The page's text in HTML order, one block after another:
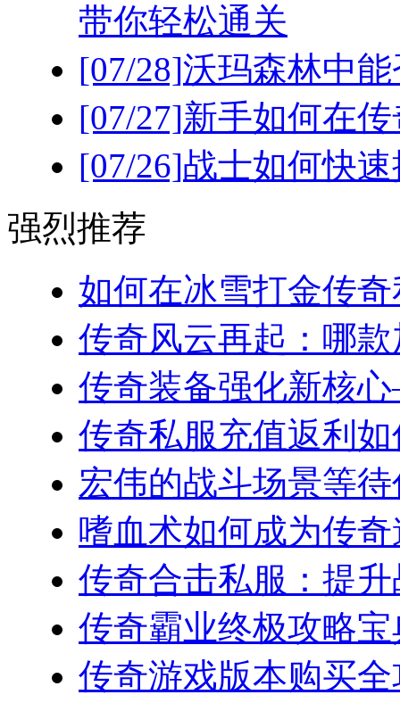
带你轻松通关
[07/28]沃玛森林中
[07/27]新手如何在
[07/26]战士如何快
强烈推荐
如何在冰雪打金传
传奇风云再起：哪
传奇装备强化新核
传奇私服充值返利
宏伟的战斗场景等
嗜血术如何成为传
传奇合击私服：提
传奇霸业终极攻略
传奇游戏版本购买